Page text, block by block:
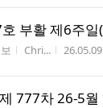
부활 제6주
작성자
Chri... 작성시간
26.05.09
777차 26-5